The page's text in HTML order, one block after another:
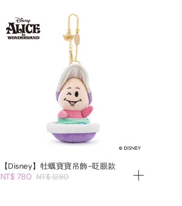
【Disney】牡蠣寶寶吊飾-眨眼款
NT$ 780 NT$ 1280